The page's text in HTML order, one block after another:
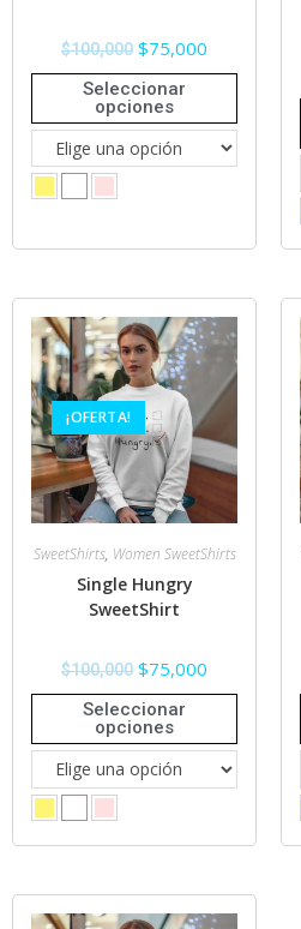
$100,000 $75,000
Seleccionar
opciones
¡OFERTA!
SweetShirts, Women SweetShirts
Single Hungry
SweetShirt
$100,000 $75,000
Seleccionar
opciones